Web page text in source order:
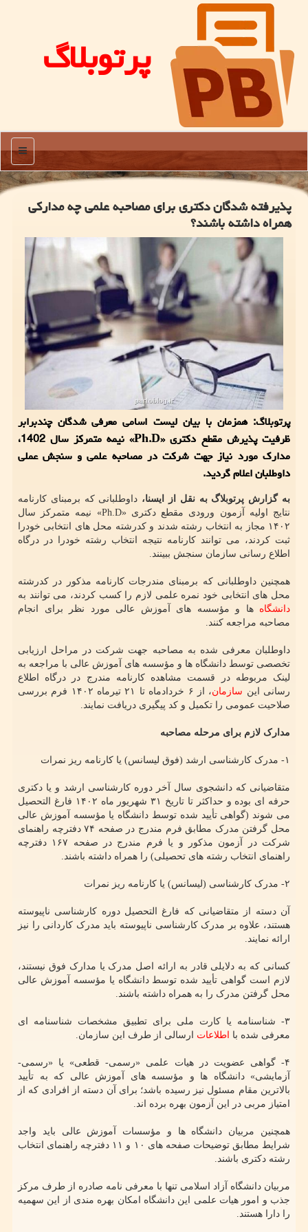
پرتوبلاگ
منو
پذیرفته شدگان دکتری برای مصاحبه علمی چه مدارکی
همراه داشته باشند؟
پرتوبلاگ: همزمان با بیان لیست اسامی معرفی شدگان چندبرابر
ظرفیت پذیرش مقطع دکتری «Ph.D» نیمه متمرکز سال 1402،
مدارک مورد نیاز جهت شرکت در مصاحبه علمی و سنجش عملی
داوطلبان اعلام گردید.
به گزارش پرتوبلاگ به نقل از ایسنا، داوطلبانی که برمبنای کارنامه
نتایج اولیه آزمون ورودی مقطع دکتری «Ph.D» نیمه متمرکز سال
۱۴۰۲ مجاز به انتخاب رشته شدند و کدرشته محل های انتخابی خودرا
ثبت کردند، می توانند کارنامه نتیجه انتخاب رشته خودرا در درگاه
اطلاع رسانی سازمان سنجش ببینند.
همچنین داوطلبانی که برمبنای مندرجات کارنامه مذکور در کدرشته
محل های انتخابی خود نمره علمی لازم را کسب کردند، می توانند به
دانشگاه ها و مؤسسه های آموزش عالی مورد نظر برای انجام
مصاحبه مراجعه کنند.
داوطلبان معرفی شده به مصاحبه جهت شرکت در مراحل ارزیابی
تخصصی توسط دانشگاه ها و مؤسسه های آموزش عالی با مراجعه به
لینک مربوطه در قسمت مشاهده کارنامه مندرج در درگاه اطلاع
رسانی این سازمان
، از ۶ خردادماه تا ۲۱ تیرماه ۱۴۰۲ فرم بررسی
صلاحیت عمومی را تکمیل و کد پیگیری دریافت نمایند.
مدارک لازم برای مرحله مصاحبه
۱- مدرک کارشناسی ارشد (فوق لیسانس) یا کارنامه ریز نمرات
متقاضیانی که دانشجوی سال آخر دوره کارشناسی ارشد و یا دکتری
حرفه ای بوده و حداکثر تا تاریخ ۳۱ شهریور ماه ۱۴۰۲ فارغ التحصیل
می شوند (گواهی تأیید شده توسط دانشگاه یا مؤسسه آموزش عالی
محل گرفتن مدرک مطابق فرم مندرج در صفحه ۷۴ دفترچه راهنمای
شرکت در آزمون مذکور و یا فرم مندرج در صفحه ۱۶۷ دفترچه
راهنمای انتخاب رشته های تحصیلی) را همراه داشته باشند.
۲- مدرک کارشناسی (لیسانس) یا کارنامه ریز نمرات
آن دسته از متقاضیانی که فارغ التحصیل دوره کارشناسی ناپیوسته
هستند، علاوه بر مدرک کارشناسی ناپیوسته باید مدرک کاردانی را نیز
ارائه نمایند.
کسانی که به دلایلی قادر به ارائه اصل مدرک یا مدارک فوق نیستند،
لازم است گواهی تأیید شده توسط دانشگاه یا مؤسسه آموزش عالی
محل گرفتن مدرک را به همراه داشته باشند.
۳- شناسنامه یا کارت ملی برای تطبیق مشخصات شناسنامه ای
معرفی شده با اطلاعات ارسالی از طرف این سازمان.
۴- گواهی عضویت در هیات علمی «رسمی- قطعی» یا «رسمی-
آزمایشی» دانشگاه ها و مؤسسه های آموزش عالی که به تأیید
بالاترین مقام مسئول نیز رسیده باشد؛ برای آن دسته از افرادی که از
امتیاز مربی در این آزمون بهره برده اند.
همچنین مربیان دانشگاه ها و مؤسسات آموزش عالی باید واجد
شرایط مطابق توضیحات صفحه های ۱۰ و ۱۱ دفترچه راهنمای انتخاب
رشته دکتری باشند.
مربیان دانشگاه آزاد اسلامی تنها با معرفی نامه صادره از طرف مرکز
جذب و امور هیات علمی این دانشگاه امکان بهره مندی از این سهمیه
را دارا هستند.